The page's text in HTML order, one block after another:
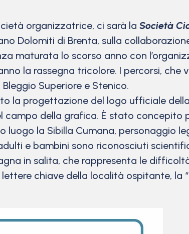
organizzatrice, ci sarà la Società
Dolomiti di Brenta, sulla
maturata lo scorso anno con
la rassegna tricolore. I percorsi,
Superiore e Stenico.
la progettazione del logo ufficiale
campo della grafica. È stato concepito
luogo la Sibilla Cumana, personaggio
e bambini sono riconosciuti
in salita, che rappresenta le
chiave della località ospitante, la